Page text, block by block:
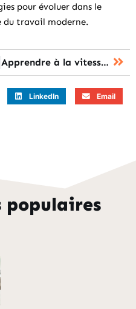
pour évoluer dans le
du travail moderne.
Apprendre à la vitesse de l’éclair : secrets d’une formation express
LinkedIn Email
populaires